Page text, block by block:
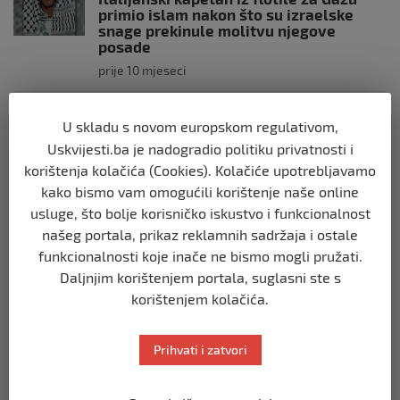
primio islam nakon što su izraelske
snage prekinule molitvu njegove
posade
prije 10 mjeseci
Brod “Mikeno” probio izraelsku blokadu
i uplovio u Gazu – kapetan iz Sarajeva
vijori zastavu BiH
prije 10 mjeseci
SVIJET
Opsadno stanje u Münchenu, odjeknulo
nekoliko eksplozija: Ima žrtava,
policijske snage na terenu
U skladu s novom europskom regulativom,
Uskvijesti.ba je nadogradio politiku privatnosti i
korištenja kolačića (Cookies). Kolačiće upotrebljavamo
kako bismo vam omogućili korištenje naše online
usluge, što bolje korisničko iskustvo i funkcionalnost
našeg portala, prikaz reklamnih sadržaja i ostale
funkcionalnosti koje inače ne bismo mogli pružati.
Daljnjim korištenjem portala, suglasni ste s
korištenjem kolačića.
Prihvati i zatvori